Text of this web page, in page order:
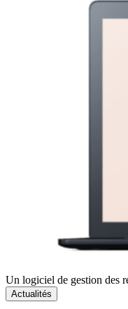
Un logiciel de gestion des
Actualités